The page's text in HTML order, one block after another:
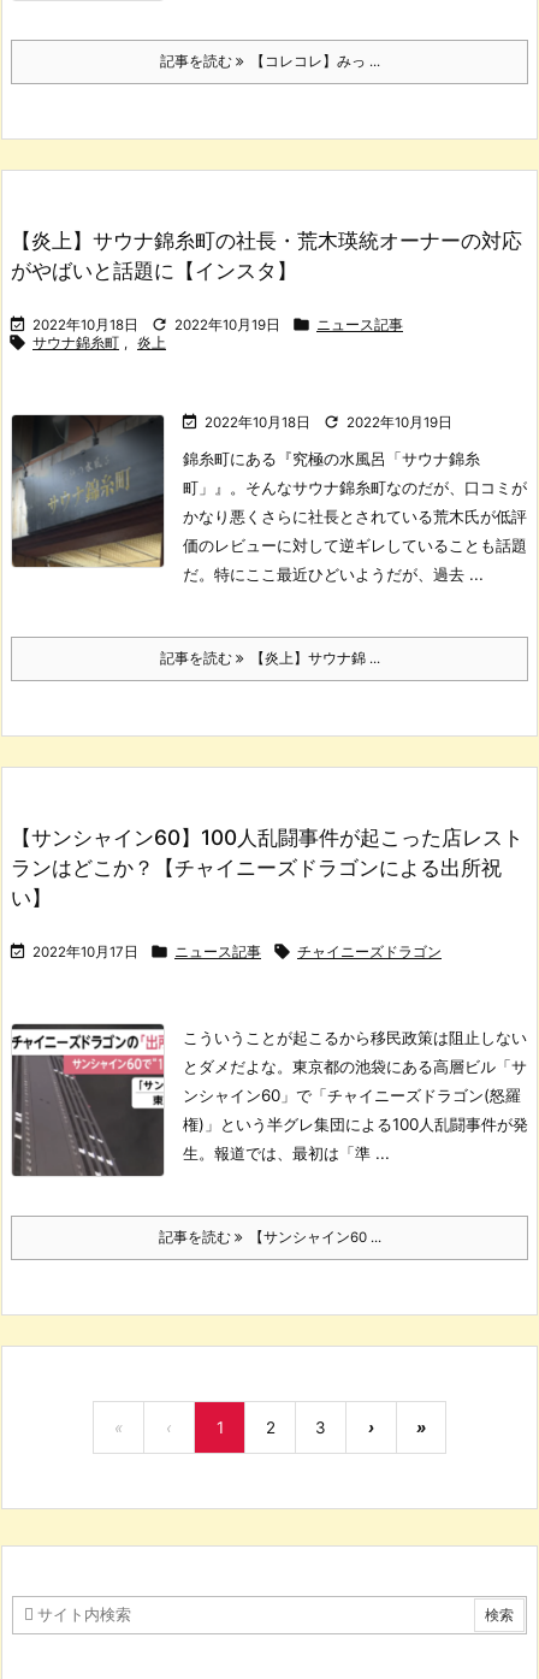
記事を読む 【コレコレ】みっ ...
【炎上】サウナ錦糸町の社長・荒木瑛統オーナーの対応
がやばいと話題に【インスタ】
 2022年10月18日  2022年10月19日  ニュース記事
 サウナ錦糸町 , 炎上
 2022年10月18日  2022年10月19日
錦糸町にある『究極の水風呂「サウナ錦糸
町」』。 そんなサウナ錦糸町なのだが、口コミが
かなり悪くさらに社長とされている荒木氏が低評
価のレビューに対して逆ギレしていることも話題
だ。 特にここ最近ひどいようだが、過去 ...
記事を読む 【炎上】サウナ錦 ...
【サンシャイン60】100人乱闘事件が起こった店レスト
ランはどこか？【チャイニーズドラゴンによる出所祝
い】
 2022年10月17日  ニュース記事  チャイニーズドラゴン
こういうことが起こるから移民政策は阻止しない
とダメだよな。 東京都の池袋にある高層ビル「サ
ンシャイン60」で「チャイニーズドラゴン(怒羅
権)」という半グレ集団による100人乱闘事件が発
生。 報道では、最初は「準 ...
記事を読む 【サンシャイン60 ...
« ‹ 1 2 3 › »